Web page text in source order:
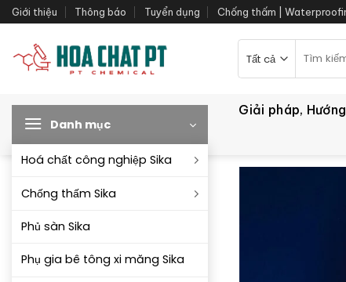
Bỏ
qua
dung
Giới thiệu Thông báo Tuyển dụng Chống thấm |
kiếm:
Danh mục
Hoá chất công nghiệp Sika
Chống thấm Sika
Phủ sàn Sika
Phụ gia bê tông xi măng Sika
Giải pháp,